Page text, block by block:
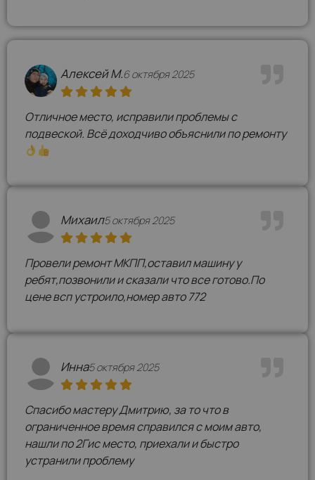
Алексей М.6 октября 2025
Отличное место, исправили проблемы с
подвеской. Всё доходчиво объяснили по ремонту
Михаил5 октября 2025
Провели ремонт МКПП,оставил машину у
ребят,позвонили и сказали что все готово.По
цене всп устроило,номер авто 772
Инна5 октября 2025
Спасибо мастеру Дмитрию, за то что в
ограниченное время справился с моим авто,
нашли по 2Гис место, приехали и быстро
устранили проблему